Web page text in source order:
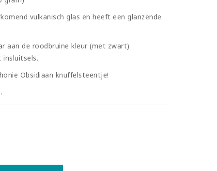
vulkanisch glas en heeft een glanzende
aan de roodbruine kleur (met zwart)
Obsidiaan knuffelsteentje!